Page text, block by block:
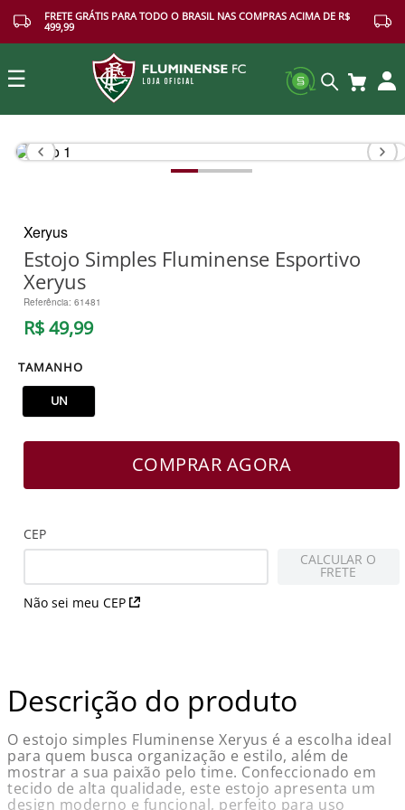
FRETE GRÁTIS PARA TODO O BRASIL NAS COMPRAS ACIMA DE R$
499,99
☰
Buscar
Xeryus
Estojo Simples Fluminense Esportivo
Xeryus
Referência: 61481
R$49,99
TAMANHO
UN
COMPRAR AGORA
CEP
Não sei meu CEP
CALCULAR O
FRETE
Descrição do produto
O estojo simples Fluminense Xeryus é a escolha ideal
para quem busca organização e estilo, além de
mostrar a sua paixão pelo time. Confeccionado em
tecido de alta qualidade, este estojo apresenta um
design moderno e funcional, perfeito para uso